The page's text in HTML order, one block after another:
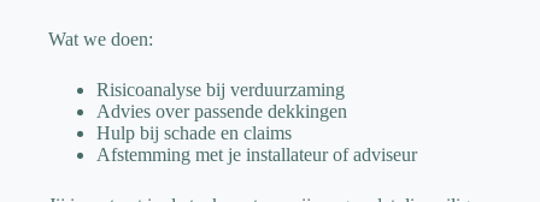
Wat we doen:
Risicoanalyse bij verduurzaming
Advies over passende dekkingen
Hulp bij schade en claims
Afstemming met je installateur of adviseur